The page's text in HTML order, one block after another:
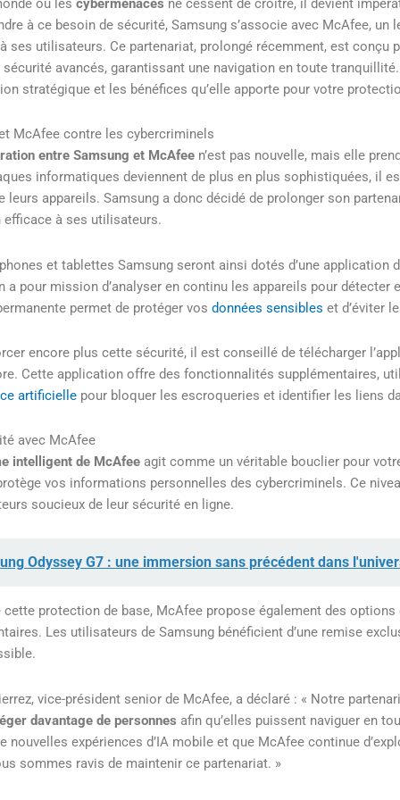
où les cybermenaces ne cessent de croître, il devient
à ce besoin de sécurité, Samsung s’associe avec McAfee,
ses utilisateurs. Ce partenariat, prolongé récemment, est conçu
sécurité avancés, garantissant une navigation en toute
stratégique et les bénéfices qu’elle apporte pour votre
McAfee contre les cybercriminels
entre Samsung et McAfeen’est pas nouvelle, mais elle
informatiques deviennent de plus en plus sophistiquées, il
leurs appareils. Samsung a donc décidé de prolonger son
à ses utilisateurs.
et tablettes Samsung seront ainsi dotés d’une application
a pour mission d’analyser en continu les appareils pour
permet de protéger vos données sensibles et d’éviter
encore plus cette sécurité, il est conseillé de télécharger
Cette application offre des fonctionnalités supplémentaires,
artificiellepour bloquer les escroqueries et identifier les liens
avec McAfee
intelligent de McAfeeagit comme un véritable bouclier pour
vos informations personnelles des cybercriminels. Ce
soucieux de leur sécurité en ligne.
Odyssey G7 : une immersion sans précédent dans
cette protection de base, McAfee propose également des options
Les utilisateurs de Samsung bénéficient d’une remise
vice-président senior de McAfee, a déclaré : « Notre
davantage de personnes afin qu’elles puissent naviguer en
nouvelles expériences d’IA mobile et que McAfee continue
sommes ravis de maintenir ce partenariat. »